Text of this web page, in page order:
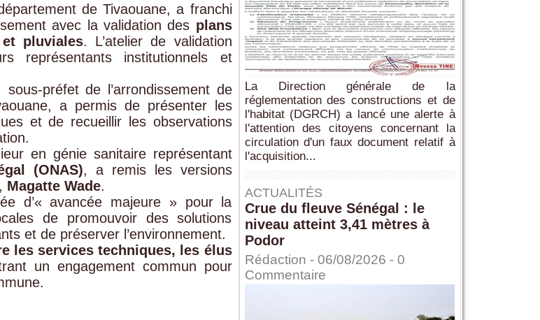
de Tivaouane, a franchi
avec la validation des plans
pluviales. L’atelier de validation
représentants institutionnels et
sous-préfet de l’arrondissement de
a permis de présenter les
et de recueillir les observations
en génie sanitaire représentant
(ONAS), a remis les versions
Magatte Wade.
d’« avancée majeure » pour la
de promouvoir des solutions
et de préserver l’environnement.
les services techniques, les élus
un engagement commun pour
La Direction générale de la
réglementation des constructions et de
l'habitat (DGRCH) a lancé une alerte à
l'attention des citoyens concernant la
circulation d'un faux document relatif à
l'acquisition...
ACTUALITÉS
Crue du fleuve Sénégal : le
niveau atteint 3,41 mètres à
Podor
Rédaction - 06/08/2026 - 0
Commentaire